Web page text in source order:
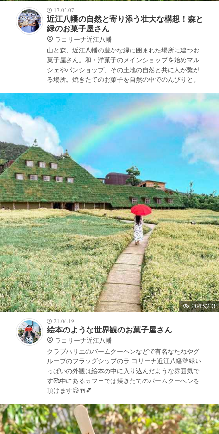
17.03.07
近江八幡の自然と寄り添う壮大な構想！森と
緑のお菓子屋さん
ラコリーナ近江八幡
山と森、近江八幡の豊かな緑に囲まれた場所に建つお
菓子屋さん。和・洋菓子のメインショップを始めマル
シェやパンショップ、その土地の自然と共に人が繋が
る場所。焼きたてのお菓子を自然の中でのんびりと。
264
3
21.06.19
絵本のような世界観のお菓子屋さん
ラコリーナ近江八幡
クラブハリエのバームクーヘンなどで有名なたねやグ
ループのフラッグシップのラ コリーナ近江八幡💚緑い
っぱいの外観は絵本の中に入り込んだような雰囲気で
す🥰中にあるカフェでは焼きたてのバームクーヘンを
頂けます😋🍴💕